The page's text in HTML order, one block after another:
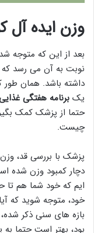
وزن ایده آل
بعد از این که متوجه
نوبت به آن می رسد که
داشته باشد. همان طور
یک برنامه هفتگی
حتما از پزشک کمک
چیست.
پزشک با بررسی قد،
دچار کمبود وزن شده
ایم که خود شما هم تا
خود، متوجه شوید که
بازه های سنی ذکر
بود، بهتر است حتما